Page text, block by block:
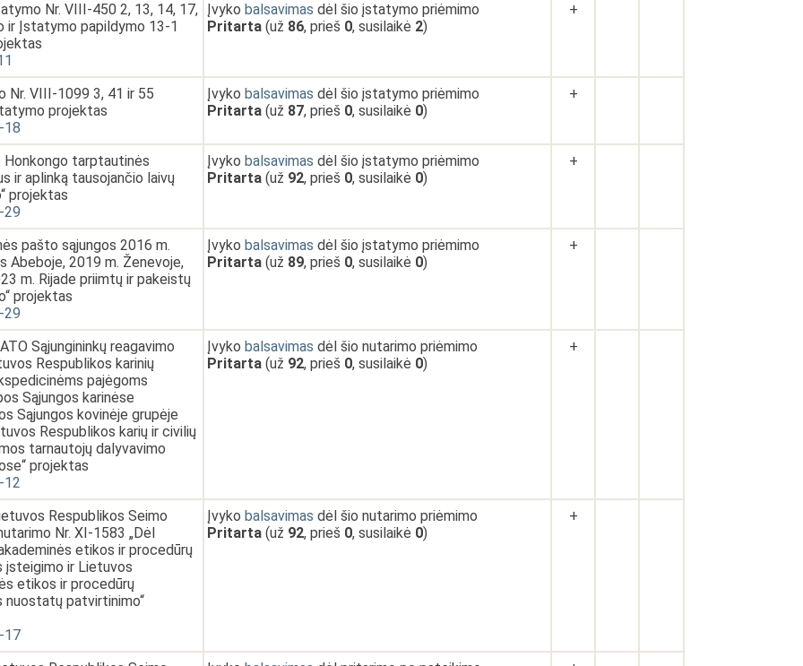
Nr. VIII-450 2, 13, 14, 17,
ir Įstatymo papildymo 13-1
Įvyko balsavimas dėl šio įstatymo priėmimo
Pritarta (už 86, prieš 0, susilaikė 2)
+
Nr. VIII-1099 3, 41 ir 55
projektas
18
Įvyko balsavimas dėl šio įstatymo priėmimo
Pritarta (už 87, prieš 0, susilaikė 0)
+
Honkongo tarptautinės
ir aplinką tausojančio laivų
projektas
29
Įvyko balsavimas dėl šio įstatymo priėmimo
Pritarta (už 92, prieš 0, susilaikė 0)
+
pašto sąjungos 2016 m.
Abeboje, 2019 m. Ženevoje,
m. Rijade priimtų ir pakeistų
projektas
29
Įvyko balsavimas dėl šio įstatymo priėmimo
Pritarta (už 89, prieš 0, susilaikė 0)
+
Sąjungininkų reagavimo
Respublikos karinių
pajėgoms
Sąjungos karinėse
Sąjungos kovinėje grupėje
Respublikos karių ir civilių
tarnautojų dalyvavimo
projektas
12
Įvyko balsavimas dėl šio nutarimo priėmimo
Pritarta (už 92, prieš 0, susilaikė 0)
+
Respublikos Seimo
Nr. XI-1583 „Dėl
etikos ir procedūrų
įsteigimo ir Lietuvos
etikos ir procedūrų
nuostatų patvirtinimo“
17
Įvyko balsavimas dėl šio nutarimo priėmimo
Pritarta (už 92, prieš 0, susilaikė 0)
+